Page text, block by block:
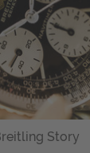
Story